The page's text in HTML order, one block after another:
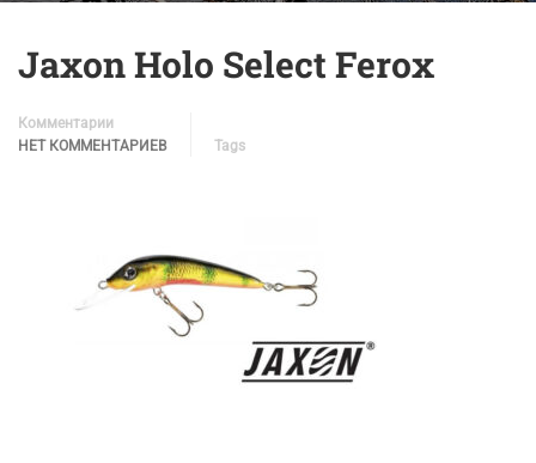
Jaxon Holo Select Ferox
Комментарии
НЕТ КОММЕНТАРИЕВ
Tags